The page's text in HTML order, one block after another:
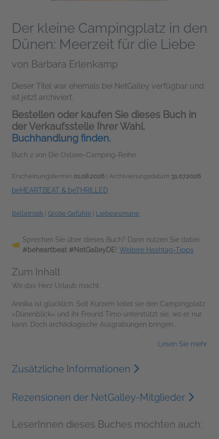
Der kleine Campingplatz in den
Dünen: Meerzeit für die Liebe
von Barbara Erlenkamp
Dieser Titel war ehemals bei NetGalley verfügbar und
ist jetzt archiviert.
Bestellen oder kaufen Sie dieses Buch in
der Verkaufsstelle Ihrer Wahl.
Buchhandlung finden.
Buch 2 von Die Ostsee-Camping-Reihe
Erscheinungstermin 01.08.2026 | Archivierungsdatum 31.07.2026
beHEARTBEAT & beTHRILLED
Belletristik Große Gefühle Liebesromane
Sprechen Sie über dieses Buch? Dann nutzen Sie dabei
#beheartbeat #NetGalleyDE! Weitere Hashtag-Tipps
Zum Inhalt
Wo das Herz Urlaub macht
Annika ist glücklich: Seit Kurzem leitet sie den Campingplatz
»Dünenblick« und ihr Freund Timo unterstützt sie, wo er nur
kann. Doch archäologische Ausgrabungen bringen...
Lesen Sie mehr
Zusätzliche Informationen
Rezensionen der NetGalley-Mitglieder
LeserInnen dieses Buches mochten auch: